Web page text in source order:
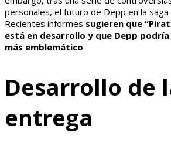
personales, el futuro de Depp en la
Recientes informes sugieren que
está en desarrollo y que Depp
más emblemático.
Desarrollo de
entrega